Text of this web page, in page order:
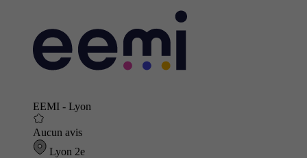
EEMI - Lyon
Aucun avis
Lyon 2e